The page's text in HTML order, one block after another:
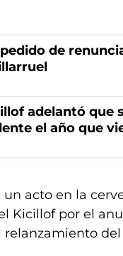
de
adelantó que
el año que
acto en la
Kicillof por el
del